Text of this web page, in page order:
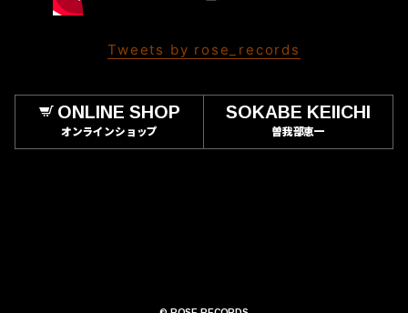
Tweets by rose_records
ONLINE SHOP
オンラインショップ
SOKABE KEIICHI
曽我部恵一